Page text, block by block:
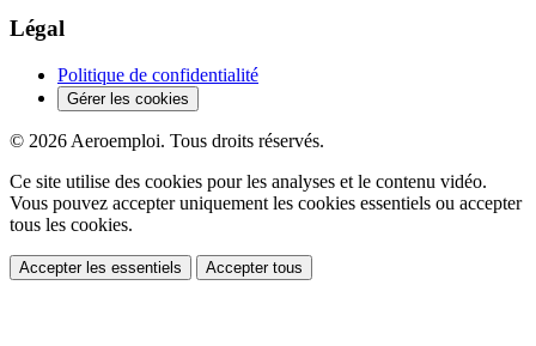
Légal
Politique de confidentialité
Gérer les cookies
© 2026 Aeroemploi. Tous droits réservés.
Ce site utilise des cookies pour les analyses et le contenu vidéo.
Vous pouvez accepter uniquement les cookies essentiels ou accepter
tous les cookies.
Accepter les essentiels Accepter tous